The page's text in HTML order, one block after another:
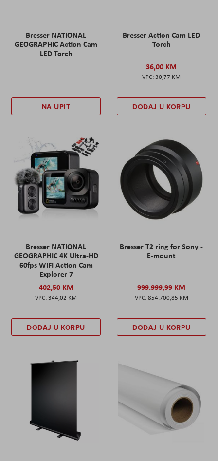
Bresser NATIONAL
GEOGRAPHIC Action Cam
LED Torch
NA UPIT
Bresser Action Cam LED
Torch
36,00 KM
30,77 KM
DODAJ U KORPU
Bresser NATIONAL
GEOGRAPHIC 4K Ultra-HD
60fps WIFI Action Cam
Explorer 7
402,50 KM
344,02 KM
DODAJ U KORPU
Bresser T2 ring for Sony -
E-mount
999.999,99 KM
854.700,85 KM
DODAJ U KORPU